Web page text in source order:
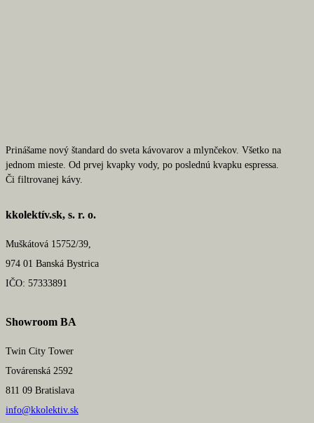
Prinášame nový štandard do sveta kávovarov a mlynčekov. Všetko na
jednom mieste. Od prvej kvapky vody, po poslednú kvapku espressa.
Či filtrovanej kávy.
kkolektív.sk, s. r. o.
Muškátová 15752/39,
974 01 Banská Bystrica
IČO: 57333891
Showroom BA
Twin City Tower
Továrenská 2592
811 09 Bratislava
info@kkolektiv.sk